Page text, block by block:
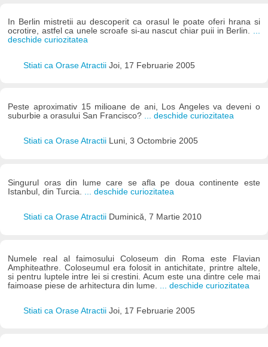
In Berlin mistretii au descoperit ca orasul le poate oferi hrana si
ocrotire, astfel ca unele scroafe si-au nascut chiar puii in Berlin. ...
deschide curiozitatea
Stiati ca Orase Atractii Joi, 17 Februarie 2005
Peste aproximativ 15 milioane de ani, Los Angeles va deveni o
suburbie a orasului San Francisco? ... deschide curiozitatea
Stiati ca Orase Atractii Luni, 3 Octombrie 2005
Singurul oras din lume care se afla pe doua continente este
Istanbul, din Turcia.
... deschide curiozitatea
Stiati ca Orase Atractii Duminică, 7 Martie 2010
Numele real al faimosului Coloseum din Roma este Flavian
Amphiteathre. Coloseumul era folosit in antichitate, printre altele,
si pentru luptele intre lei si crestini. Acum este una dintre cele mai
faimoase piese de arhitectura din lume.
... deschide curiozitatea
Stiati ca Orase Atractii Joi, 17 Februarie 2005